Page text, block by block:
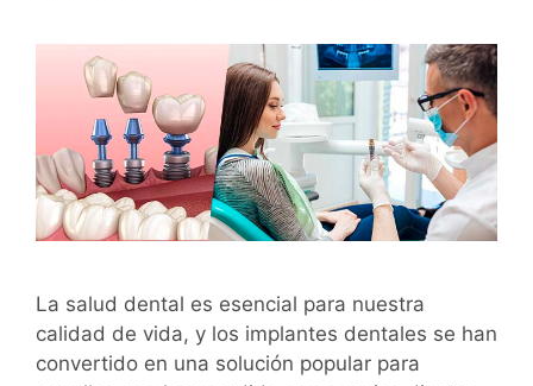
La salud dental es esencial para nuestra
calidad de vida, y los implantes dentales se han
convertido en una solución popular para